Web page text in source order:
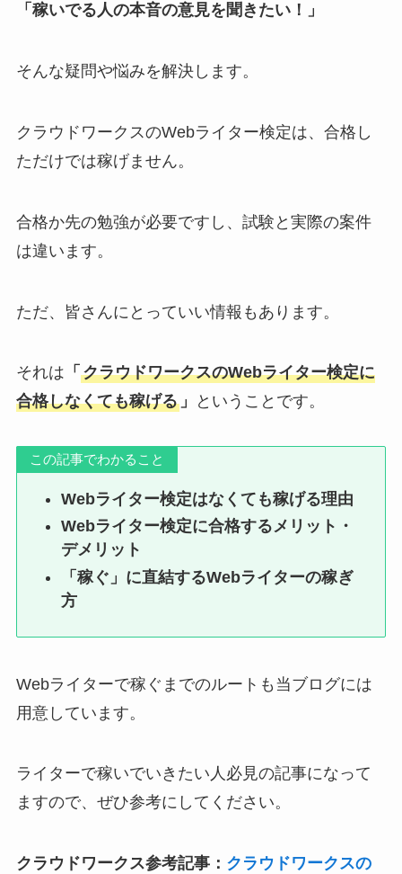
「稼いでる人の本音の意見を聞きたい！」
そんな疑問や悩みを解決します。
クラウドワークスのWebライター検定は、合格し
ただけでは稼げません。
合格か先の勉強が必要ですし、試験と実際の案件
は違います。
ただ、皆さんにとっていい情報もあります。
それは 「 クラウドワークスのWebライター検定に
合格しなくても稼げる」 ということです。
この記事でわかること
Webライター検定はなくても稼げる理由
Webライター検定に合格するメリット・
デメリット
「稼ぐ」に直結するWebライターの稼ぎ
方
Webライターで稼ぐまでのルートも当ブログには
用意しています。
ライターで稼いでいきたい人必見の記事になって
ますので、ぜひ参考にしてください。
クラウドワークス参考記事： クラウドワークスの